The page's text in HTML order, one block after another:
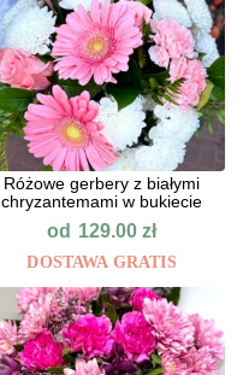
Różowe gerbery z białymi
chryzantemami w bukiecie
od 129.00zł
DOSTAWA GRATIS